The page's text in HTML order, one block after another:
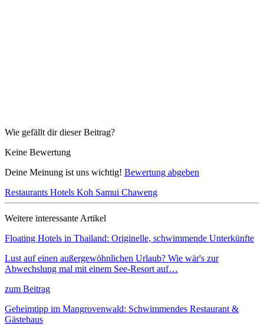
Wie gefällt dir dieser Beitrag?
Keine Bewertung
Deine Meinung ist uns wichtig! Bewertung abgeben
Restaurants Hotels Koh Samui Chaweng
Weitere interessante Artikel
Floating Hotels in Thailand: Originelle, schwimmende Unterkünfte
Lust auf einen außergewöhnlichen Urlaub? Wie wär's zur
Abwechslung mal mit einem See-Resort auf…
zum Beitrag
Geheimtipp im Mangrovenwald: Schwimmendes Restaurant &
Gästehaus